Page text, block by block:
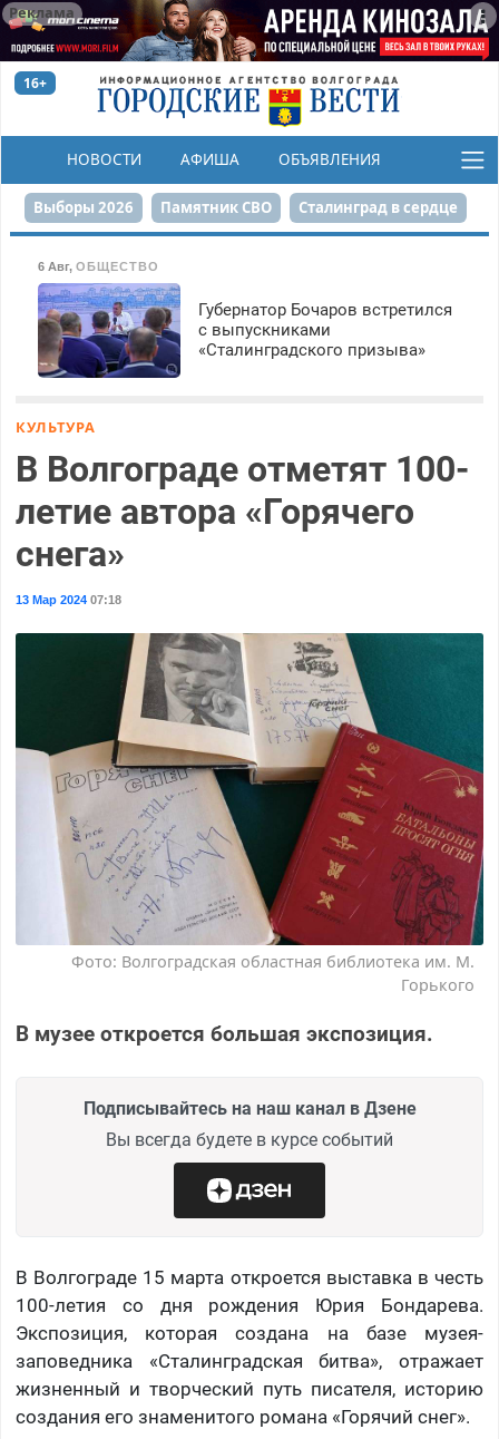
Реклама
16+
НОВОСТИ АФИША ОБЪЯВЛЕНИЯ
КОНКУРСЫ
Выборы 2026 Памятник СВО Сталинград в сердце
Реконструкция ЦПКиО На службе городу
80-летие Победы Парк Героев-летчиков
6 Авг, ОБЩЕСТВО
Губернатор Бочаров встретился
с выпускниками
«Сталинградского призыва»
КУЛЬТУРА
В Волгограде отметят 100-
летие автора «Горячего
снега»
13 Мар 202407:18
Фото: Волгоградская областная библиотека им. М.
Горького
В музее откроется большая экспозиция.
Подписывайтесь на наш канал в Дзене
Вы всегда будете в курсе событий
В Волгограде 15 марта откроется выставка в честь
100-летия со дня рождения Юрия Бондарева.
Экспозиция, которая создана на базе музея-
заповедника «Сталинградская битва», отражает
жизненный и творческий путь писателя, историю
создания его знаменитого романа «Горячий снег».